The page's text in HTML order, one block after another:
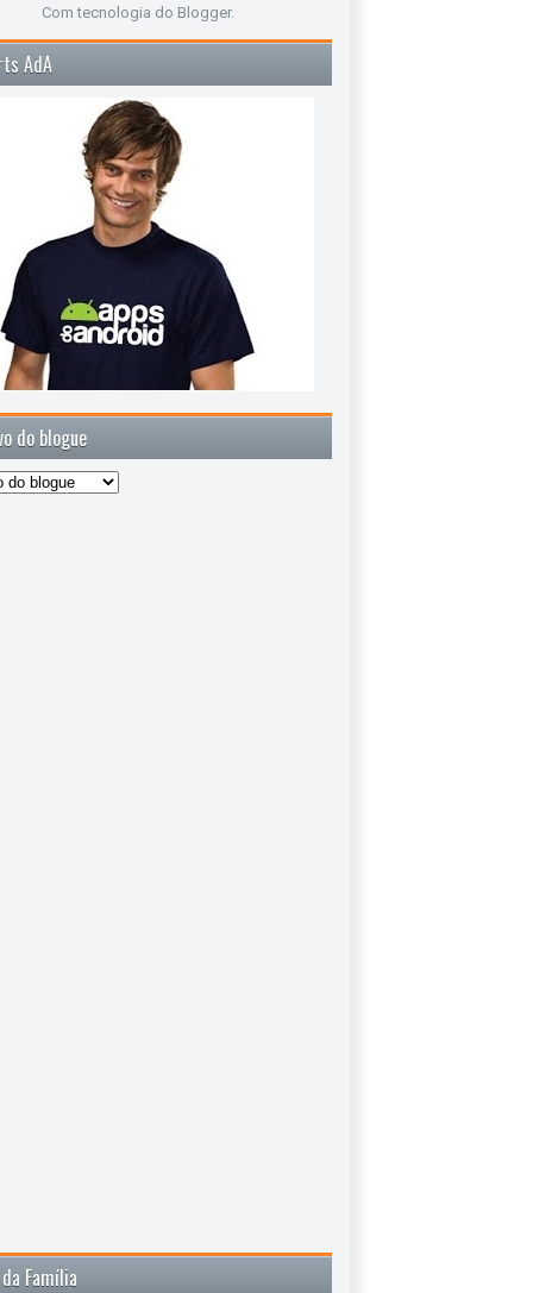
Com tecnologia do Blogger.
AdA
do blogue
Família